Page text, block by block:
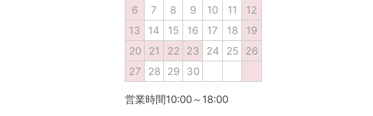
6
7 8 9 10 11
12
13
14 15 16 17 18
19
20
21 22 23 24 25
26
27
28 29 30
営業時間10:00～18:00